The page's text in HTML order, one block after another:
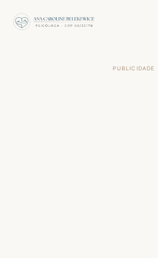
PUBLICIDADE